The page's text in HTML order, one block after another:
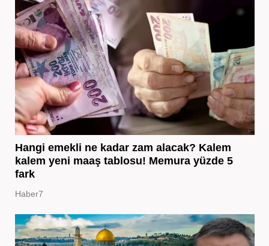
Hangi emekli ne kadar zam alacak? Kalem
kalem yeni maaş tablosu! Memura yüzde 5
fark
Haber7